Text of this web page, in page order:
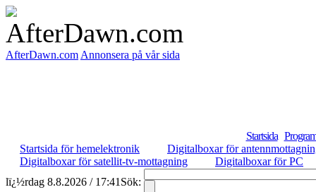
AfterDawn.com Annonsera på vår sida
Startsida
Startsida för hemelektronik
Digitalboxar för
Digitalboxar för satellit-tv-mottagning
Digitalboxar för PC
lï¿½rdag 8.8.2026 / 17:41 Sök: